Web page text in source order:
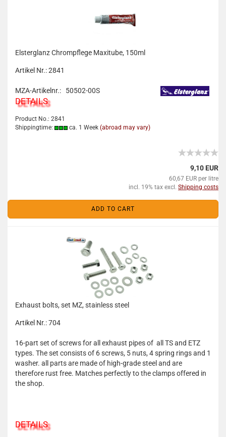
Elsterglanz Chrompflege Maxitube, 150ml
Artikel Nr.: 2841
MZA-Artikelnr.: 50502-00S
DETAILS
Product No.: 2841
Shippingtime:
ca. 1 Week (abroad may vary)
9,10 EUR
60,67 EUR per litre
incl. 19% tax excl. Shipping costs
ADD TO CART
Exhaust bolts, set MZ, stainless steel
Artikel Nr.: 704
16-part set of screws for all exhaust pipes of all TS and ETZ
types. The set consists of 6 screws, 5 nuts, 4 spring rings and 1
washer. all parts are made of high-grade steel and are
therefore rust free. Matches perfectly to the clamps offered in
the shop.
DETAILS